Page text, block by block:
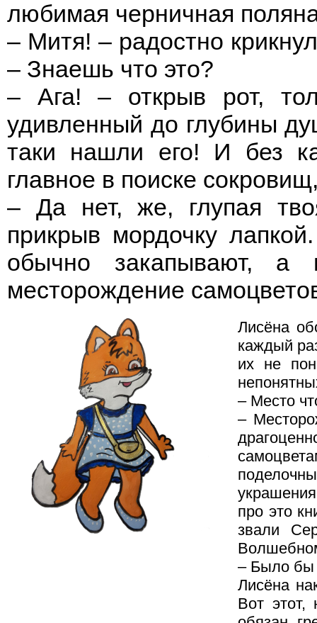
любимая черничная
– Митя! – радостно
– Знаешь что это?
– Ага! – открыв рот,
удивленный до глубины
таки нашли его! И без
главное в поиске
– Да нет, же, глупая
прикрыв мордочку
обычно закапывают,
месторождение
Лисёна
каждый
их не
– Место
–
про это
звали
– Было бы
Лисёна
Вот этот,